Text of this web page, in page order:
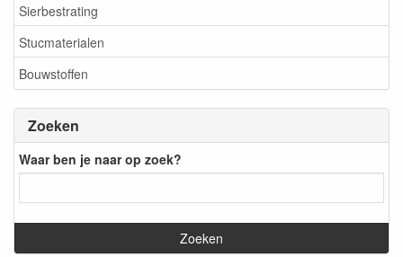
Sierbestrating
Stucmaterialen
Bouwstoffen
Zoeken
Waar ben je naar op zoek?